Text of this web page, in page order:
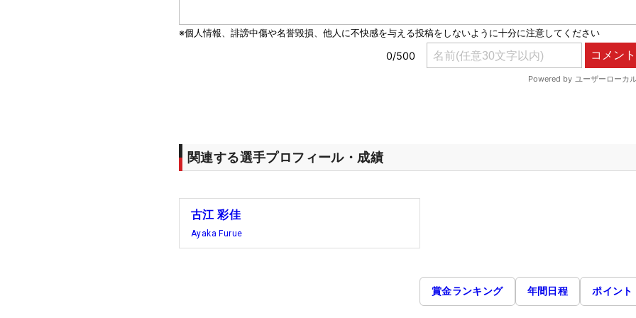
関連する選手プロフィール・成績
古江 彩佳
Ayaka Furue
賞金ランキング 年間日程 ポイント